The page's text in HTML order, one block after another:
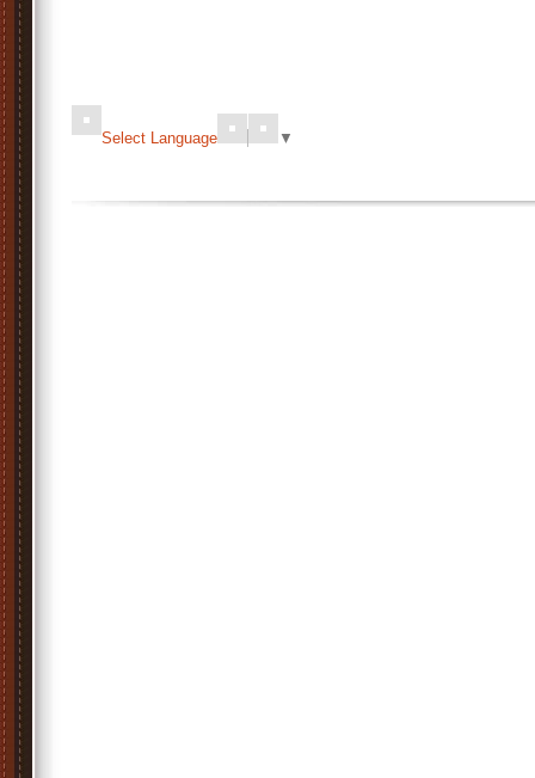
Select Language ▼